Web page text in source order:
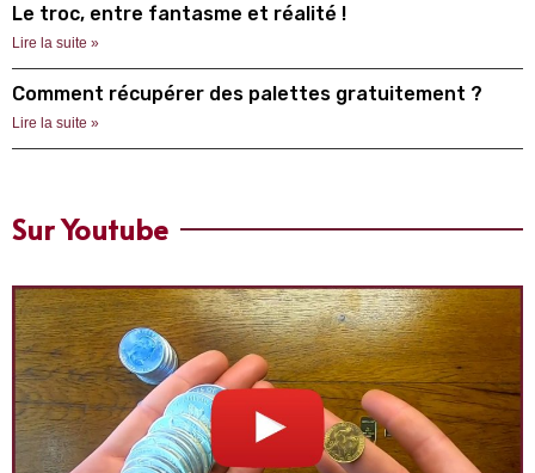
Le troc, entre fantasme et réalité !
Lire la suite »
Comment récupérer des palettes gratuitement ?
Lire la suite »
Sur Youtube